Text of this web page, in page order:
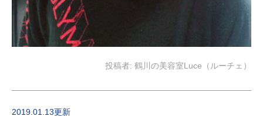
投稿者: 鶴川の美容室Luce（ルーチェ）
2019.01.13更新